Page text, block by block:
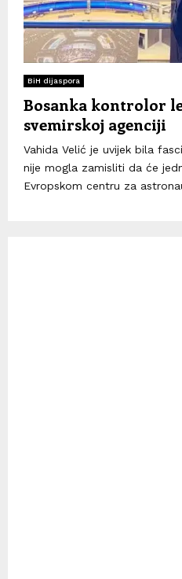
BiH dijaspora
Bosanka kontrolor
svemirskoj agenciji
Vahida Velić je uvijek bila
nije mogla zamisliti da će
Evropskom centru za